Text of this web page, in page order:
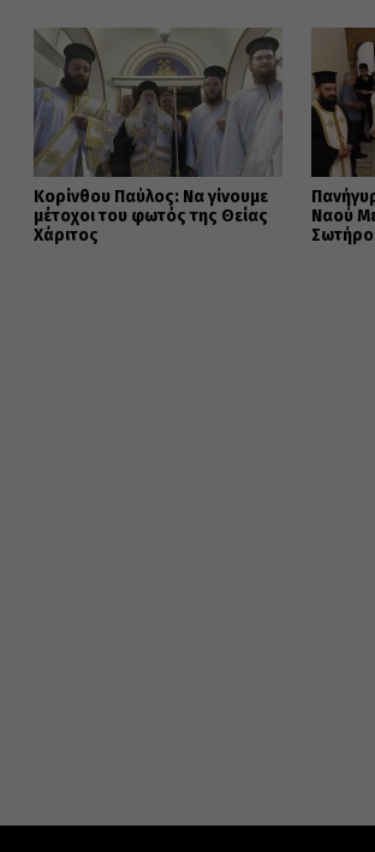
Κορίνθου Παύλος: Να γίνουμε
μέτοχοι του φωτός της Θείας
Χάριτος
Ναού